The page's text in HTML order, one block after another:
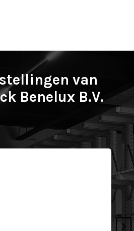
van
Benelux B.V.